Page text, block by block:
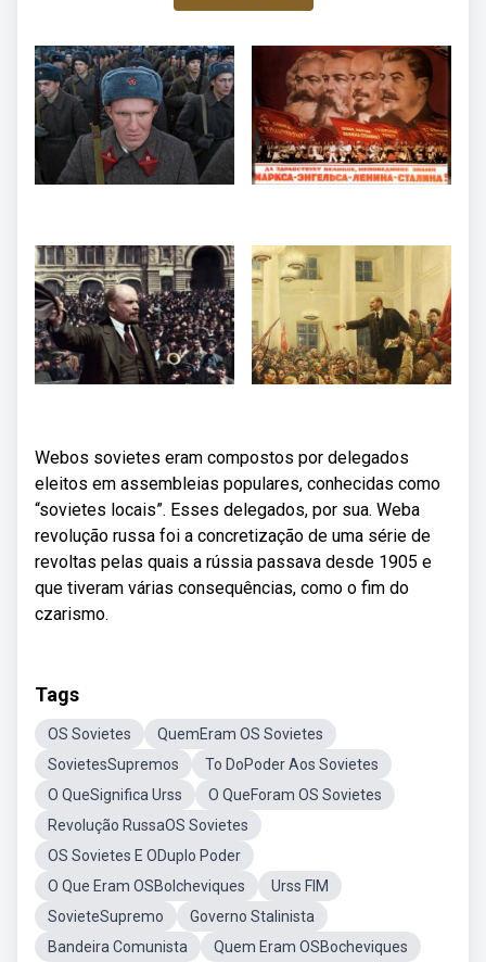
Webos sovietes eram compostos por delegados
eleitos em assembleias populares, conhecidas como
“sovietes locais”. Esses delegados, por sua. Weba
revolução russa foi a concretização de uma série de
revoltas pelas quais a rússia passava desde 1905 e
que tiveram várias consequências, como o fim do
czarismo.
Tags
OS Sovietes
QuemEram OS Sovietes
SovietesSupremos
To DoPoder Aos Sovietes
O QueSignifica Urss
O QueForam OS Sovietes
Revolução RussaOS Sovietes
OS Sovietes E ODuplo Poder
O Que Eram OSBolcheviques
Urss FIM
SovieteSupremo
Governo Stalinista
Bandeira Comunista
Quem Eram OSBocheviques